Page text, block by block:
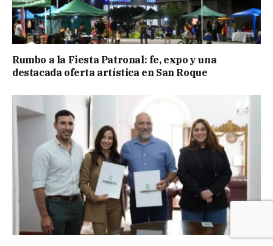
Rumbo a la Fiesta Patronal: fe, expo y una
destacada oferta artística en San Roque